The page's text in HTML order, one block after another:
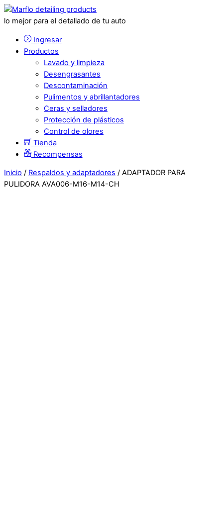
lo mejor para el detallado de tu auto
Ingresar
Productos
Lavado y limpieza
Desengrasantes
Descontaminación
Pulimentos y abrillantadores
Ceras y selladores
Protección de plásticos
Control de olores
Tienda
Recompensas
Inicio / Respaldos y adaptadores / ADAPTADOR PARA
PULIDORA AVA006-M16-M14-CH